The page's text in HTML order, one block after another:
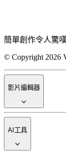
簡單創作令人驚
© Copyright 2026
影片編輯器
AI工具